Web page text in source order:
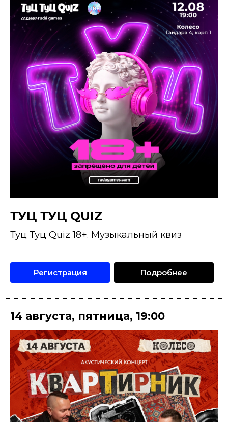
ТУЦ ТУЦ QUIZ
Туц Туц Quiz 18+. Музыкальный квиз
Регистрация Подробнее
14 августа, пятница, 19:00